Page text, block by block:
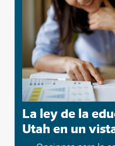
La ley de la
Utah en un